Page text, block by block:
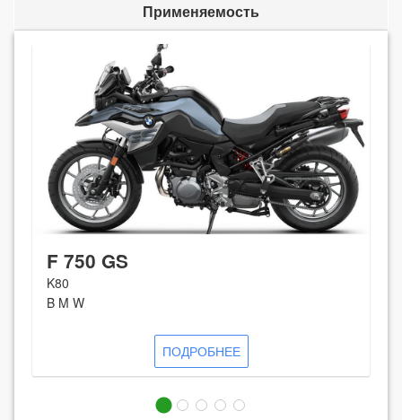
Применяемость
F 750 GS
K80
B M W
ПОДРОБНЕЕ